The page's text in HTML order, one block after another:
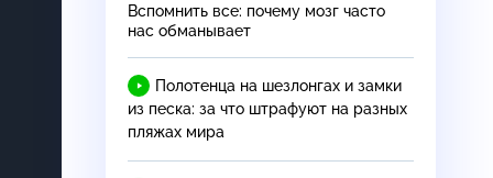
Вспомнить все: почему мозг часто
нас обманывает
Полотенца на шезлонгах и замки
из песка: за что штрафуют на разных
пляжах мира